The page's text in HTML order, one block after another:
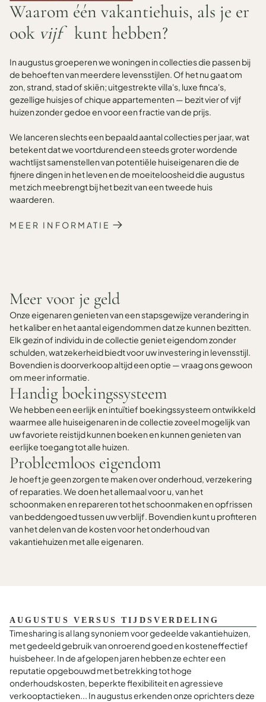
Waarom één vakantiehuis, als je er
ook vijf kunt hebben?
In augustus groeperen we woningen in collecties die passen bij
de behoeften van meerdere levensstijlen. Of het nu gaat om
zon, strand, stad of skiën; uitgestrekte villa's, luxe finca's,
gezellige huisjes of chique appartementen — bezit vier of vijf
huizen zonder gedoe en voor een fractie van de prijs.
We lanceren slechts een bepaald aantal collecties per jaar, wat
betekent dat we voortdurend een steeds groter wordende
wachtlijst samenstellen van potentiële huiseigenaren die de
fijnere dingen in het leven en de moeiteloosheid die augustus
met zich meebrengt bij het bezit van een tweede huis
waarderen.
MEER INFORMATIE
Meer voor je geld
Onze eigenaren genieten van een stapsgewijze verandering in
het kaliber en het aantal eigendommen dat ze kunnen bezitten.
Elk gezin of individu in de collectie geniet eigendom zonder
schulden, wat zekerheid biedt voor uw investering in levensstijl.
Bovendien is doorverkoop altijd een optie — vraag ons gewoon
om meer informatie.
Handig boekingssysteem
We hebben een eerlijk en intuïtief boekingssysteem ontwikkeld
waarmee alle huiseigenaren in de collectie zoveel mogelijk van
uw favoriete reistijd kunnen boeken en kunnen genieten van
eerlijke toegang tot alle huizen.
Probleemloos eigendom
Je hoeft je geen zorgen te maken over onderhoud, verzekering
of reparaties. We doen het allemaal voor u, van het
schoonmaken en repareren tot het schoonmaken en opfrissen
van beddengoed tussen uw verblijf. Bovendien kunt u profiteren
van het delen van de kosten voor het onderhoud van
vakantiehuizen met alle eigenaren.
AUGUSTUS VERSUS TIJDSVERDELING
Timesharing is al lang synoniem voor gedeelde vakantiehuizen,
met gedeeld gebruik van onroerend goed en kosteneffectief
huisbeheer. In de afgelopen jaren hebben ze echter een
reputatie opgebouwd met betrekking tot hoge
onderhoudskosten, beperkte flexibiliteit en agressieve
verkooptactieken... In augustus erkenden onze oprichters deze